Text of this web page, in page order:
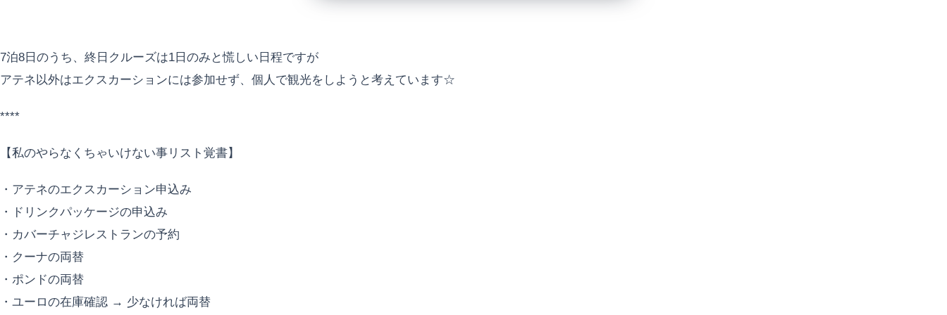
7泊8日のうち、終日クルーズは1日のみと慌しい日程ですが
アテネ以外はエクスカーションには参加せず、個人で観光をしようと考えています☆
****
【私のやらなくちゃいけない事リスト覚書】
・アテネのエクスカーション申込み
・ドリンクパッケージの申込み
・カバーチャジレストランの予約
・クーナの両替
・ポンドの両替
・ユーロの在庫確認 → 少なければ両替